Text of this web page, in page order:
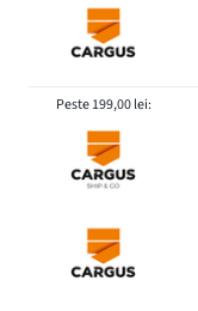
Peste 199,00 lei: